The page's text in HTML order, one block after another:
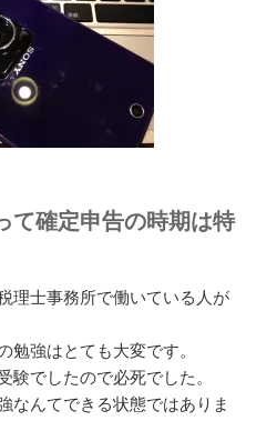
て確定申告の時期は特
理士事務所で働いている人が
勉強はとても大変です。
験でしたので必死でした。
なんてできる状態ではありま